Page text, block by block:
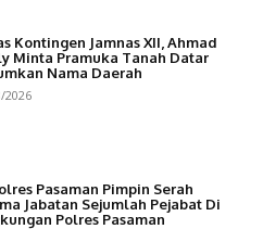
Kontingen Jamnas XII, Ahmad
Minta Pramuka Tanah Datar
Nama Daerah
2026
Pasaman Pimpin Serah
Jabatan Sejumlah Pejabat Di
Polres Pasaman